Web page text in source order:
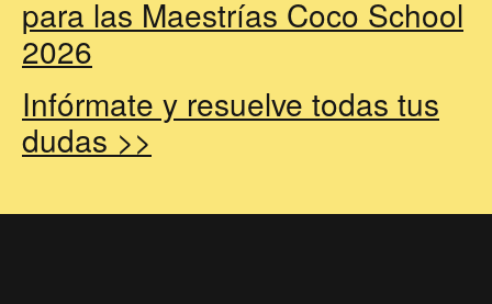
para las Maestrías Coco School
2026
Infórmate y resuelve todas tus
dudas >>